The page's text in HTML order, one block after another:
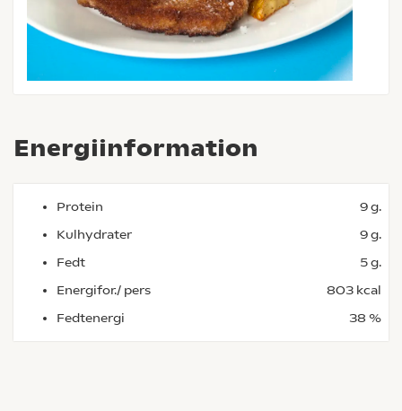
Energiinformation
Protein
9 g.
Kulhydrater
9 g.
Fedt
5 g.
Energifor./ pers
803 kcal
Fedtenergi
38 %